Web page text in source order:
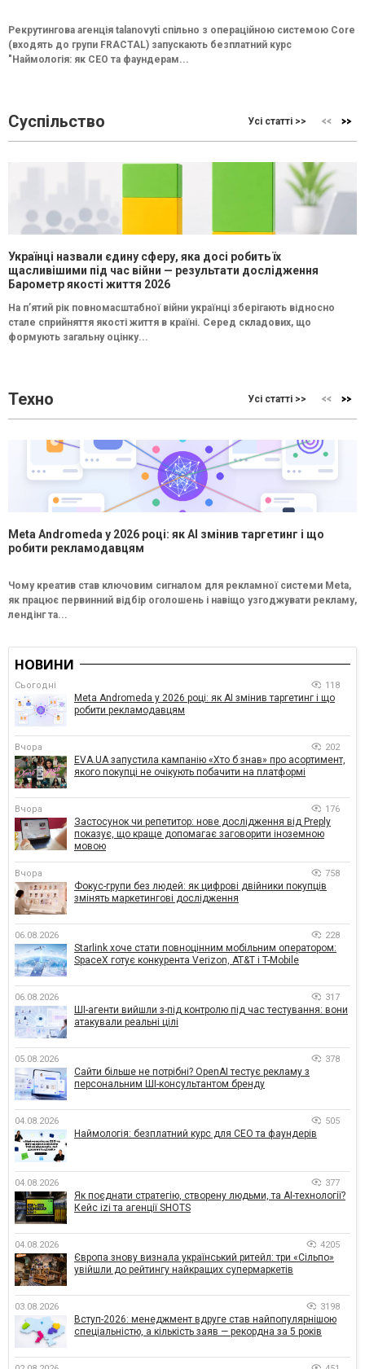
Рекрутингова агенція talanovyti спільно з операційною системою Core
(входять до групи FRACTAL) запускають безплатний курс
"Наймологія: як СEO та фаундерам...
Суспільство Усі статті >>
Українці назвали єдину сферу, яка досі робить їх
щасливішими під час війни — результати дослідження
Барометр якості життя 2026
На п’ятий рік повномасштабної війни українці зберігають відносно
стале сприйняття якості життя в країні. Серед складових, що
формують загальну оцінку...
Техно Усі статті >>
Meta Andromeda у 2026 році: як AI змінив таргетинг і що
робити рекламодавцям
Чому креатив став ключовим сигналом для рекламної системи Meta,
як працює первинний відбір оголошень і навіщо узгоджувати рекламу,
лендінг та...
НОВИНИ
Сьогодні 118
Meta Andromeda у 2026 році: як AI змінив таргетинг і що
робити рекламодавцям
Вчора 202
EVA.UA запустила кампанію «Хто б знав» про асортимент,
якого покупці не очікують побачити на платформі
Вчора 176
Застосунок чи репетитор: нове дослідження від Preply
показує, що краще допомагає заговорити іноземною
мовою
Вчора 758
Фокус-групи без людей: як цифрові двійники покупців
змінять маркетингові дослідження
06.08.2026 228
Starlink хоче стати повноцінним мобільним оператором:
SpaceX готує конкурента Verizon, AT&T і T-Mobile
06.08.2026 317
ШІ-агенти вийшли з-під контролю під час тестування: вони
атакували реальні цілі
05.08.2026 378
Сайти більше не потрібні? OpenAI тестує рекламу з
персональним ШІ-консультантом бренду
04.08.2026 505
Наймологія: безплатний курс для CEO та фаундерів
04.08.2026 377
Як поєднати стратегію, створену людьми, та AI-технології?
Кейс izi та агенції SHOTS
04.08.2026 4205
Європа знову визнала український ритейл: три «Сільпо»
увійшли до рейтингу найкращих супермаркетів
03.08.2026 3198
Вступ-2026: менеджмент вдруге став найпопулярнішою
спеціальністю, а кількість заяв — рекордна за 5 років